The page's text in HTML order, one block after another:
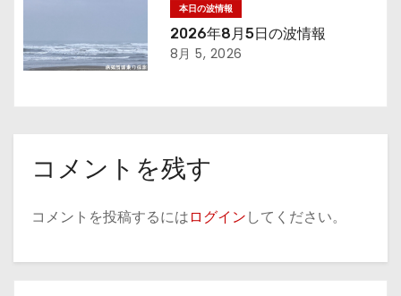
本日の波情報
2026年8月5日の波情報
8月 5, 2026
コメントを残す
コメントを投稿するにはログインしてください。